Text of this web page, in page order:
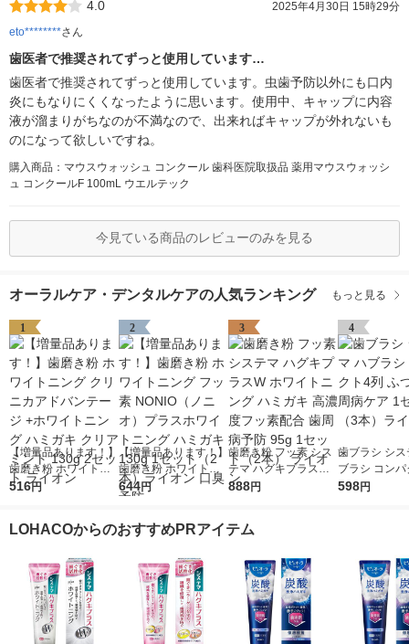
4.0
2025年4月30日 15時29分
eto********さん
歯医者で推奨されてずっと使用しています…
歯医者で推奨されてずっと使用しています。虫歯予防以外にも口内
炎にもなりにくくなったように思います。使用中、キャップに内容
液が溜まりがちなのが不満なので、出来ればキャップが外れないも
のになって欲しいですね。
購入商品：マウスウォッシュ コンクール 歯科医院取扱品 薬用マウスウォッシ
ュ コンクールF 100mL ウエルテック
今見ている商品のレビューのみを見る
オーラルケア・デンタルケアの人気ランキング もっと見る
1
【増量品あります！】
歯磨き粉 ホワイトニ
ング クリニカアドバ
ミント 130g 2セット
516円
2
【増量品あります！】
歯磨き粉 ホワイトニ
ング フッ素 NONIO
130g 1セット（2本）
644円
3
歯磨き粉 フッ素 シス
テマ ハグキプラスW
ホワイトニング ハミ
セット（2本） ライオ
888円
4
歯ブラシ シス
ブラシ コン
ふつう 歯周病
598円
LOHACOからのおすすめPRアイテム